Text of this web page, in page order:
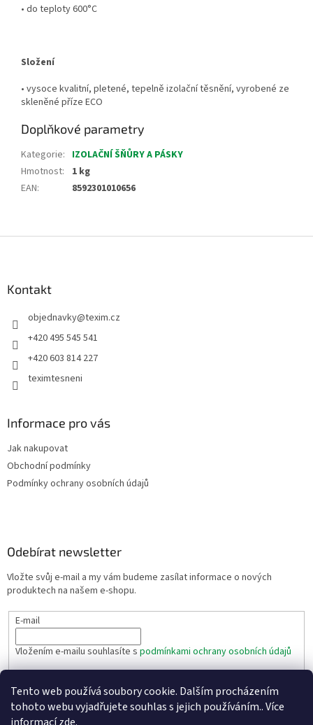
Tento web používá soubory cookie. Dalším procházením
tohoto webu vyjadřujete souhlas s jejich používáním.. Více
• do teploty 600°C
Složení
• vysoce kvalitní, pletené, tepelně izolační těsnění, vyrobené ze
skleněné příze ECO
Doplňkové parametry
Kategorie: IZOLAČNÍ ŠŇŮRY A PÁSKY
Hmotnost:
1 kg
EAN: 8592301010656
Kontakt
objednavky@texim.cz
+420 495 545 541
+420 603 814 227
teximtesneni
Informace pro vás
Jak nakupovat
Obchodní podmínky
Podmínky ochrany osobních údajů
Odebírat newsletter
Vložte svůj e-mail a my vám budeme zasílat informace o nových
produktech na našem e-shopu.
E-mail
Vložením e-mailu souhlasíte s podmínkami ochrany osobních údajů
PŘIHLÁSIT SE